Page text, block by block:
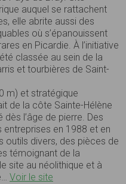
auquel se rattachent
elle abrite aussi des
où s’épanouissent
en Picardie. À l’initiative
classée au sein de la
et tourbières de Saint-
m) et stratégique
de la côte Sainte-Hélène
dès l’âge de pierre. Des
en 1988 et en
outils divers, des pièces de
témoignant de la
site au néolithique et à
Voir le site